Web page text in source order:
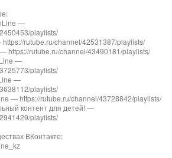
—
playlists/
rutube.ru/channel/42531387/playlists/
rutube.ru/channel/43490181/playlists/
—
playlists/
—
playlists/
— https://rutube.ru/channel/43728842/playlists/
контент для детей! —
playlists/
ВКонтакте: